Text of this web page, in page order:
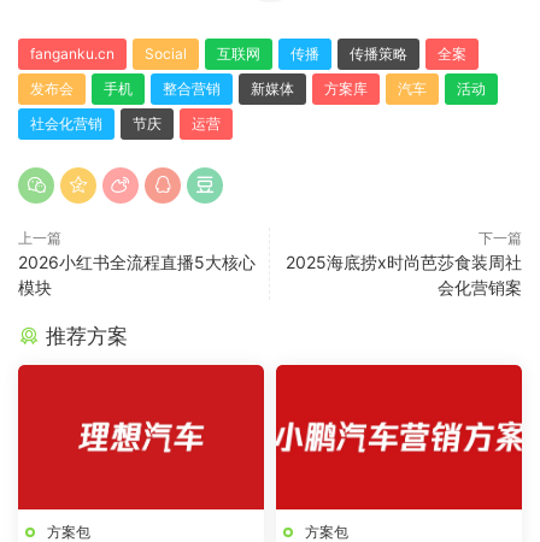
fanganku.cn Social 互联网 传播 传播策略
全案
发布会
手机 整合营销 新媒体 方案库 汽车
活动
社会化营销
节庆 运营
上一篇
2026小红书全流程直播5大核心
模块
下一篇
2025海底捞x时尚芭莎食装周社
会化营销案
推荐方案
方案包 方案包